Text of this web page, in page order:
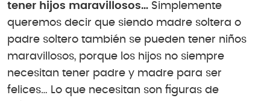
tener hijos maravillosos… Simplemente
queremos decir que siendo madre soltera o
padre soltero también se pueden tener niños
maravillosos, porque los hijos no siempre
necesitan tener padre y madre para ser
felices… Lo que necesitan son figuras de